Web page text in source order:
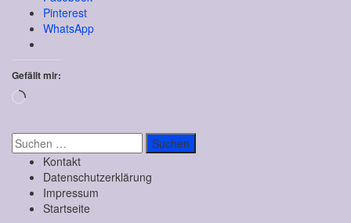
Pinterest
WhatsApp
Gefällt mir:
Wird
Suchen
nach: Kontakt
Datenschutzerklärung
Impressum
Startseite